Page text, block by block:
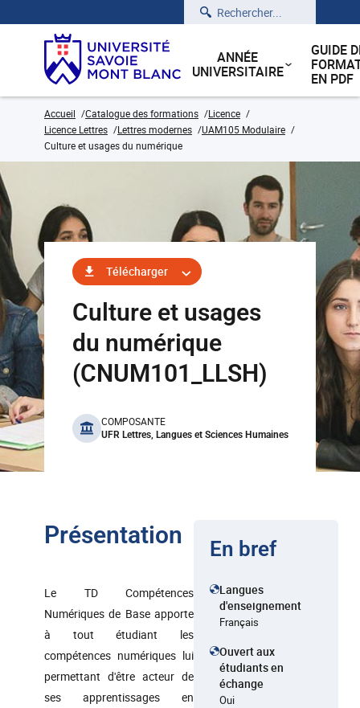
Rechercher
ANNÉE
UNIVERSITAIRE
GUIDE
EN PDF
Accueil Catalogue des formations
Licence
Licence Lettres
Lettres modernes
UAM105 Modulaire
Culture et usages du numérique
Télécharger
Culture et usages
du numérique
(CNUM101_LLSH)
benefits
COMPOSANTE
UFR Lettres, Langues et Sciences Humaines
Présentation
Le TD Compétences
Numériques de Base apporte
à tout étudiant les
compétences numériques lui
permettant d'être acteur de
ses apprentissages en
En bref
Langues
d'enseignement
Français
Ouvert aux
étudiants en
échange
Oui